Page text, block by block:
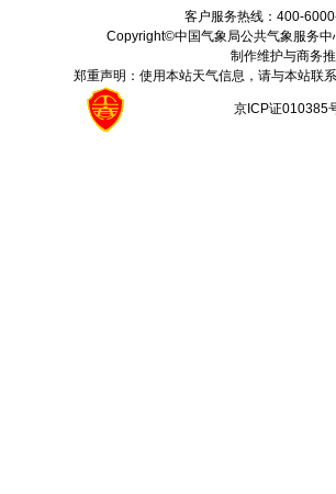
客户服务热线：400-
Copyright©中国气象局公共气象服务
制作维护与商务
郑重声明：使用本站天气信息，请与本站联
京ICP证010385